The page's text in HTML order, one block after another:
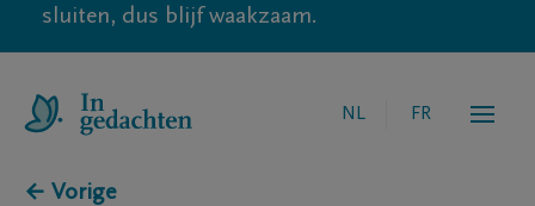
sluiten, dus blijf waakzaam.
NL FR
← Vorige